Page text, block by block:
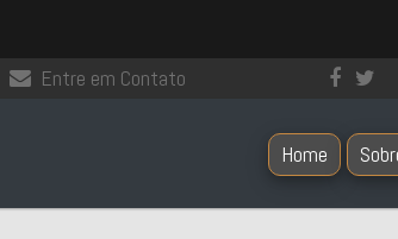
Entre em Contato
Home